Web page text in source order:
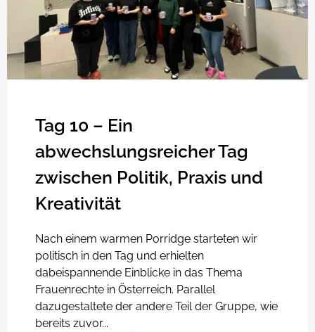
Tag 10 – Ein
abwechslungsreicher Tag
zwischen Politik, Praxis und
Kreativität
Nach einem warmen Porridge starteten wir
politisch in den Tag und erhielten
dabeispannende Einblicke in das Thema
Frauenrechte in Österreich. Parallel
dazugestaltete der andere Teil der Gruppe, wie
bereits zuvor...